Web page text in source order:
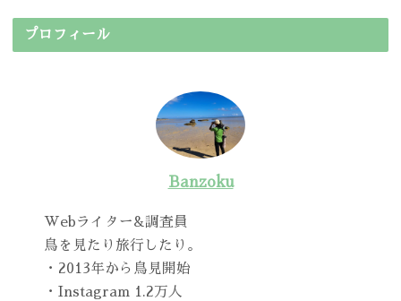
プロフィール
Banzoku
Webライター&調査員
鳥を見たり旅行したり。
・2013年から鳥見開始
・Instagram 1.2万人